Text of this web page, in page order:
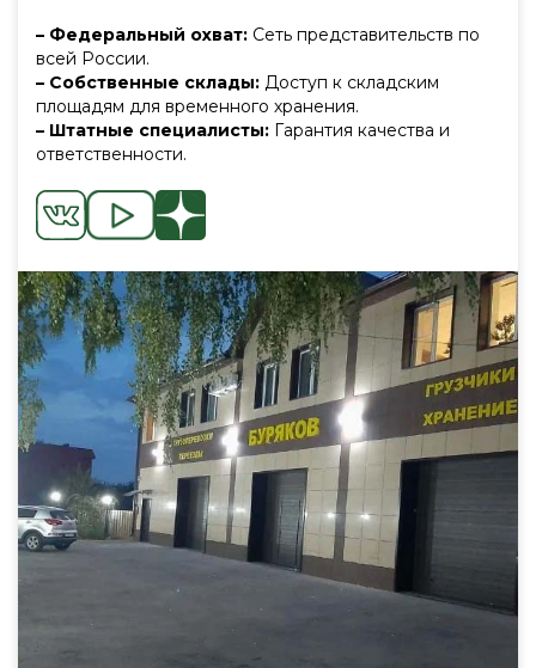
– Федеральный охват: Сеть представительств по
всей России.
– Собственные склады: Доступ к складским
площадям для временного хранения.
– Штатные специалисты: Гарантия качества и
ответственности.